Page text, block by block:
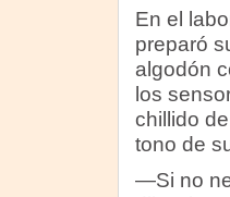
En el
preparó
algodón
los
chillido
tono de
—Si no